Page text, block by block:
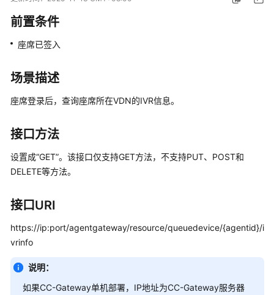
速
门
用
指
价
说
明
开
指
前置条件
座席已签入
场景描述
座席登录后，查询座席所在VDN的IVR信息。
接口方法
设置成“GET”。该接口仅支持GET方法，不支持PUT、POST和
DELETE等方法。
接口URI
https://ip:port/agentgateway/resource/queuedevice/{agentid}/i
vrinfo
说明：
如果CC-Gateway单机部署，IP地址为CC-Gateway服务器